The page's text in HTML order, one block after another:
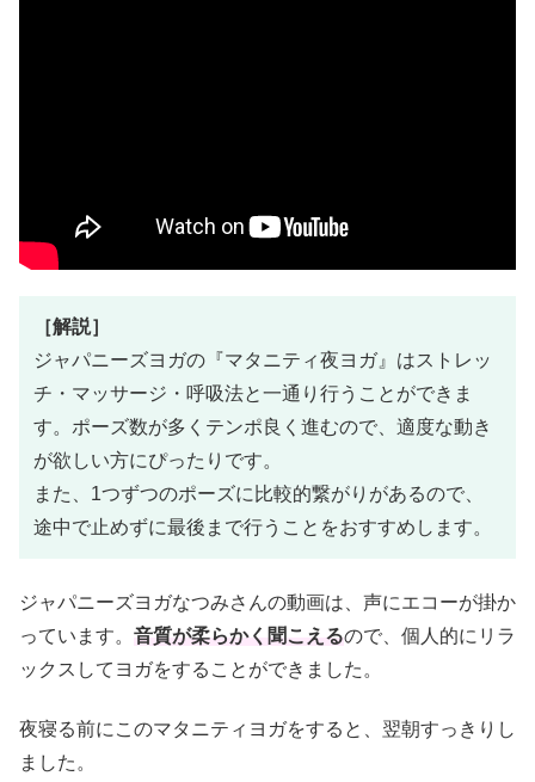
［解説］
ジャパニーズヨガの『マタニティ夜ヨガ』はストレッ
チ・マッサージ・呼吸法と一通り行うことができま
す。ポーズ数が多くテンポ良く進むので、適度な動き
が欲しい方にぴったりです。
また、1つずつのポーズに比較的繋がりがあるので、
途中で止めずに最後まで行うことをおすすめします。
ジャパニーズヨガなつみさんの動画は、声にエコーが掛か
っています。 音質が柔らかく聞こえるので、個人的にリラ
ックスしてヨガをすることができました。
夜寝る前にこのマタニティヨガをすると、翌朝すっきりし
ました。